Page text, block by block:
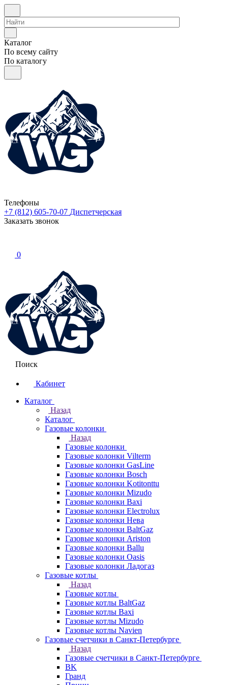
Каталог
По всему сайту
По каталогу
Телефоны
+7 (812) 605-70-07 Диспетчерская
Заказать звонок
0
Поиск
Кабинет
Каталог
Назад
Каталог
Газовые колонки
Назад
Газовые колонки
Газовые колонки Vilterm
Газовые колонки GasLine
Газовые колонки Bosch
Газовые колонки Kotitonttu
Газовые колонки Mizudo
Газовые колонки Baxi
Газовые колонки Electrolux
Газовые колонки Нева
Газовые колонки BaltGaz
Газовые колонки Ariston
Газовые колонки Ballu
Газовые колонки Oasis
Газовые колонки Ладогаз
Газовые котлы
Назад
Газовые котлы
Газовые котлы BaltGaz
Газовые котлы Baxi
Газовые котлы Mizudo
Газовые котлы Navien
Газовые счетчики в Санкт-Петербурге
Назад
Газовые счетчики в Санкт-Петербурге
BK
Гранд